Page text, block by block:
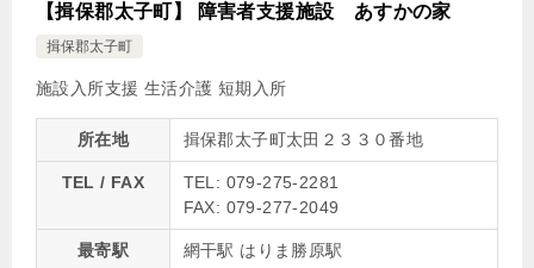
【揖保郡太子町】 障害者支援施設 あすかの家
揖保郡太子町
施設入所支援 生活介護 短期入所
所在地 揖保郡太子町太田２３３０番地
TEL / FAX
TEL: 079-275-2281
FAX: 079-277-2049
最寄駅 網干駅 はりま勝原駅